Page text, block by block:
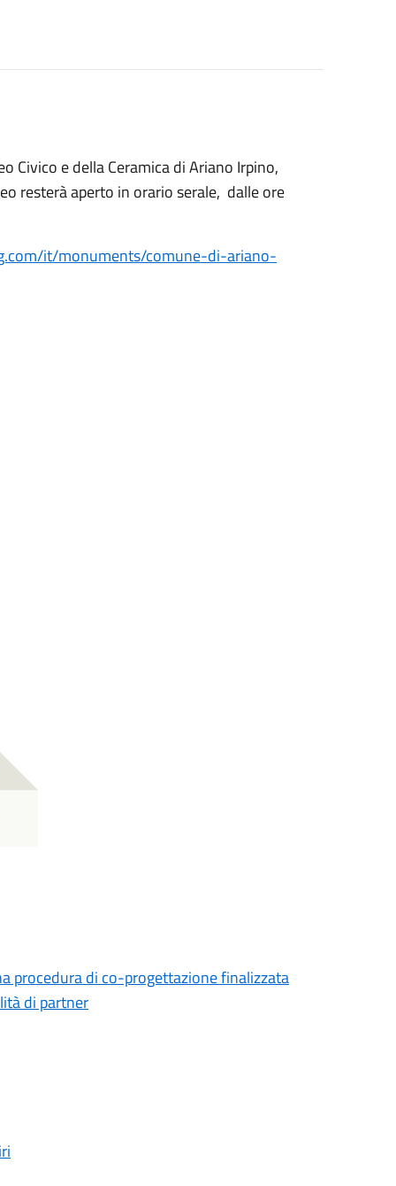
Civico e della Ceramica di Ariano Irpino,
resterà aperto in orario serale, dalle ore
it/monuments/comune-di-ariano-
procedura di co-progettazione finalizzata
di partner